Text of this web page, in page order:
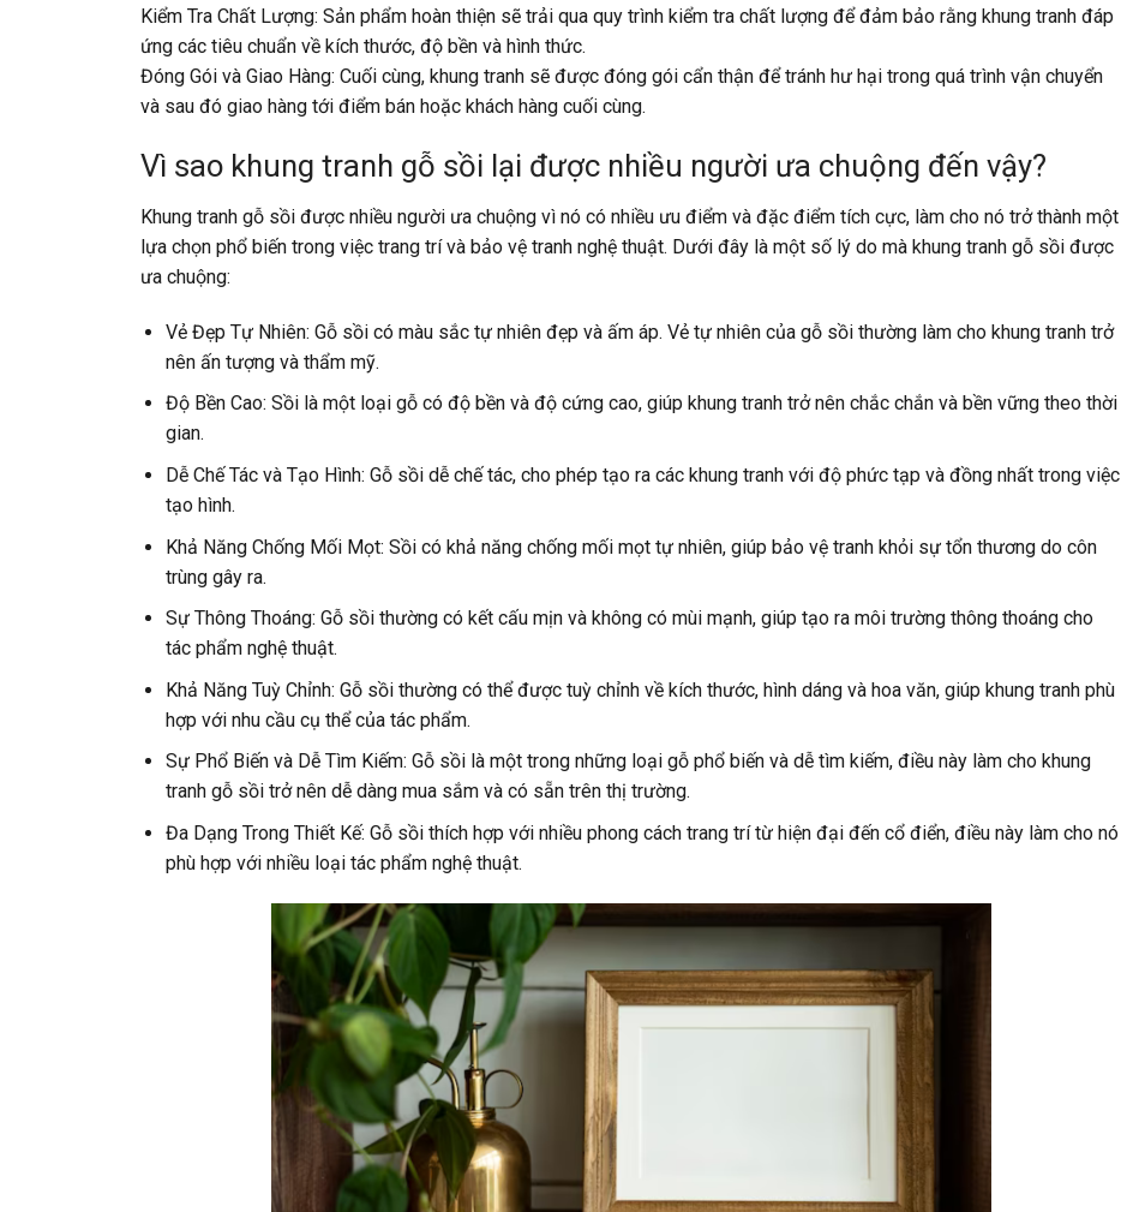
Kiểm Tra Chất Lượng: Sản phẩm hoàn thiện sẽ trải qua quy trình kiểm tra chất lượng để đảm bảo rằng khung tranh đáp
ứng các tiêu chuẩn về kích thước, độ bền và hình thức.
Đóng Gói và Giao Hàng: Cuối cùng, khung tranh sẽ được đóng gói cẩn thận để tránh hư hại trong quá trình vận chuyển
và sau đó giao hàng tới điểm bán hoặc khách hàng cuối cùng.
Vì sao khung tranh gỗ sồi lại được nhiều người ưa chuộng đến vậy?
Khung tranh gỗ sồi được nhiều người ưa chuộng vì nó có nhiều ưu điểm và đặc điểm tích cực, làm cho nó trở thành một
lựa chọn phổ biến trong việc trang trí và bảo vệ tranh nghệ thuật. Dưới đây là một số lý do mà khung tranh gỗ sồi được
ưa chuộng:
Vẻ Đẹp Tự Nhiên: Gỗ sồi có màu sắc tự nhiên đẹp và ấm áp. Vẻ tự nhiên của gỗ sồi thường làm cho khung tranh trở
nên ấn tượng và thẩm mỹ.
Độ Bền Cao: Sồi là một loại gỗ có độ bền và độ cứng cao, giúp khung tranh trở nên chắc chắn và bền vững theo thời
gian.
Dễ Chế Tác và Tạo Hình: Gỗ sồi dễ chế tác, cho phép tạo ra các khung tranh với độ phức tạp và đồng nhất trong việc
tạo hình.
Khả Năng Chống Mối Mọt: Sồi có khả năng chống mối mọt tự nhiên, giúp bảo vệ tranh khỏi sự tổn thương do côn
trùng gây ra.
Sự Thông Thoáng: Gỗ sồi thường có kết cấu mịn và không có mùi mạnh, giúp tạo ra môi trường thông thoáng cho
tác phẩm nghệ thuật.
Khả Năng Tuỳ Chỉnh: Gỗ sồi thường có thể được tuỳ chỉnh về kích thước, hình dáng và hoa văn, giúp khung tranh phù
hợp với nhu cầu cụ thể của tác phẩm.
Sự Phổ Biến và Dễ Tìm Kiếm: Gỗ sồi là một trong những loại gỗ phổ biến và dễ tìm kiếm, điều này làm cho khung
tranh gỗ sồi trở nên dễ dàng mua sắm và có sẵn trên thị trường.
Đa Dạng Trong Thiết Kế: Gỗ sồi thích hợp với nhiều phong cách trang trí từ hiện đại đến cổ điển, điều này làm cho nó
phù hợp với nhiều loại tác phẩm nghệ thuật.